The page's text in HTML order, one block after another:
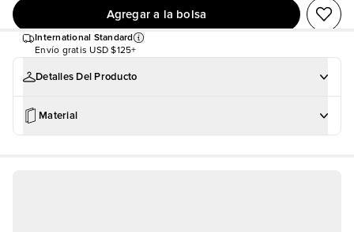
Agregar a la bolsa
International Standard
Envío gratis USD $125+
Detalles Del Producto
Material